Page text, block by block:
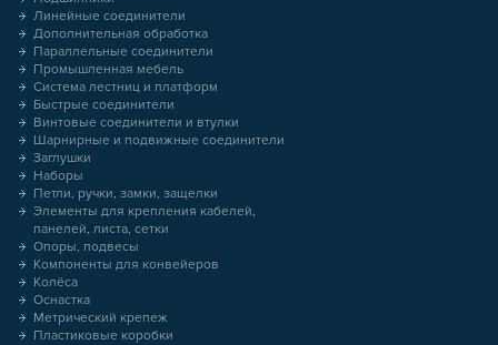
Линейные соединители
Дополнительная обработка
Параллельные соединители
Промышленная мебель
Система лестниц и платформ
Быстрые соединители
Винтовые соединители и втулки
Шарнирные и подвижные соединители
Заглушки
Наборы
Петли, ручки, замки, защелки
Элементы для крепления кабелей,
панелей, листа, сетки
Опоры, подвесы
Компоненты для конвейеров
Колёса
Оснастка
Метрический крепеж
Пластиковые коробки